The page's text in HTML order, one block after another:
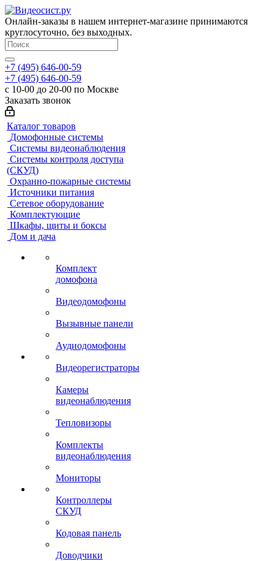
Онлайн-заказы в нашем интернет-магазине принимаются
круглосуточно, без выходных.
+7 (495) 646-00-59
+7 (495) 646-00-59
с 10-00 до 20-00 по Москве
Заказать звонок
Каталог товаров
Домофонные системы
Системы видеонаблюдения
Системы контроля доступа
(СКУД)
Охранно-пожарные системы
Источники питания
Сетевое оборудование
Комплектующие
Шкафы, щиты и боксы
Дом и дача
Комплект
домофона
Видеодомофоны
Вызывные панели
Аудиодомофоны
Видеорегистраторы
Камеры
видеонаблюдения
Тепловизоры
Комплекты
видеонаблюдения
Мониторы
Контроллеры
СКУД
Кодовая панель
Доводчики